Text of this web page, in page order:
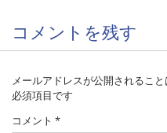
コメントを残す
メールアドレスが公開されること
必須項目です
コメント *